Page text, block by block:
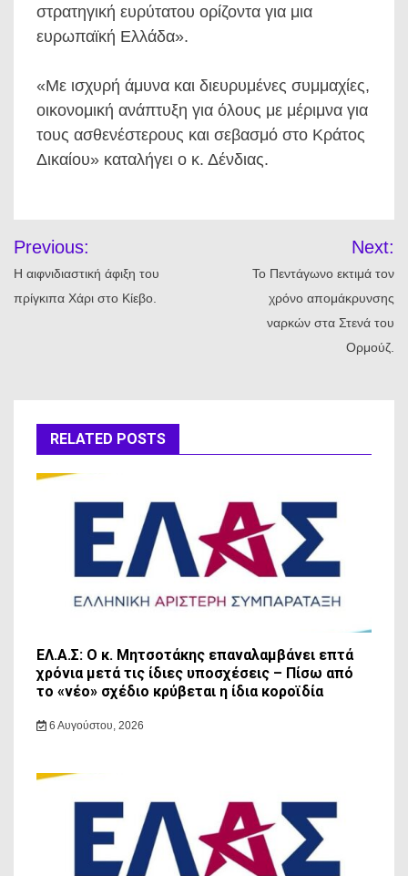
στρατηγική ευρύτατου ορίζοντα για μια
ευρωπαϊκή Ελλάδα».
«Με ισχυρή άμυνα και διευρυμένες συμμαχίες,
οικονομική ανάπτυξη για όλους με μέριμνα για
τους ασθενέστερους και σεβασμό στο Κράτος
Δικαίου» καταλήγει ο κ. Δένδιας.
άρθρων
Previous:
Η αιφνιδιαστική άφιξη του
πρίγκιπα Χάρι στο Κίεβο.
Next:
Το Πεντάγωνο εκτιμά τον
χρόνο απομάκρυνσης
ναρκών στα Στενά του
Ορμούζ.
RELATED POSTS
ΕΛ.Α.Σ: Ο κ. Μητσοτάκης επαναλαμβάνει επτά
χρόνια μετά τις ίδιες υποσχέσεις – Πίσω από
το «νέο» σχέδιο κρύβεται η ίδια κοροϊδία
6 Αυγούστου, 2026